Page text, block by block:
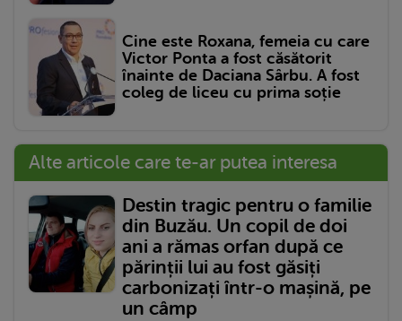
Cine este Roxana, femeia cu care
Victor Ponta a fost căsătorit
înainte de Daciana Sârbu. A fost
coleg de liceu cu prima soție
Alte articole care te-ar putea interesa
Destin tragic pentru o familie
din Buzău. Un copil de doi
ani a rămas orfan după ce
părinții lui au fost găsiți
carbonizați într-o mașină, pe
un câmp